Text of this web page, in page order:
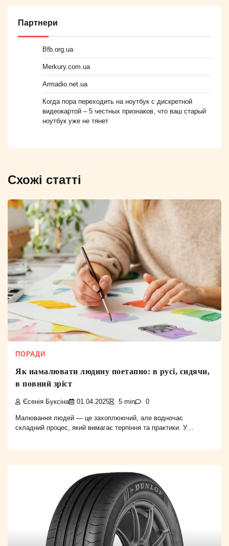
Партнери
Bfb.org.ua
Merkury.com.ua
Armadio.net.ua
Когда пора переходить на ноутбук с дискретной
видеокартой – 5 честных признаков, что ваш старый
ноутбук уже не тянет
Схожі статті
ПОРАДИ
Як намалювати людину поетапно: в русі, сидячи,
в повний зріст
Єсенія Буксіна 01.04.2025 5 min 0
Малювання людей — це захоплюючий, але водночас
складний процес, який вимагає терпіння та практики. У…